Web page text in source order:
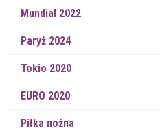
Mundial 2022
Paryż 2024
Tokio 2020
EURO 2020
Piłka nożna